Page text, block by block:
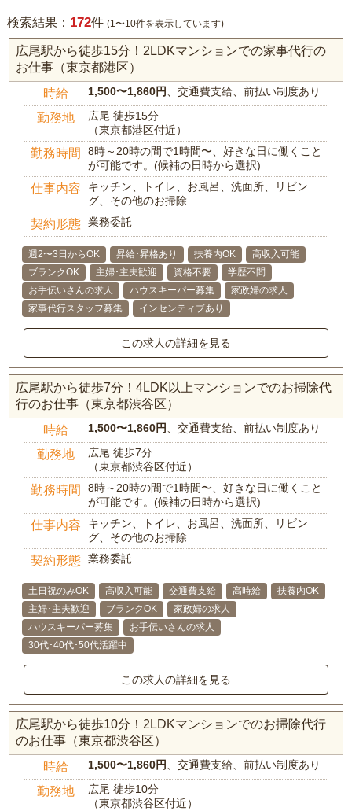
検索結果： 172件 (1〜10件を表示しています)
広尾駅から徒歩15分！2LDKマンションでの家事代行の
お仕事（東京都港区）
時給 1,500〜1,860円 、交通費支給、前払い制度あり
勤務地
広尾 徒歩15分
（東京都港区付近）
勤務時間
8時～20時の間で1時間〜、好きな日に働くこと
が可能です。(候補の日時から選択)
仕事内容
キッチン、トイレ、お風呂、洗面所、リビン
グ、その他のお掃除
契約形態 業務委託
週2〜3日からOK 昇給･昇格あり 扶養内OK
高収入可能
ブランクOK
主婦･主夫歓迎 資格不要
学歴不問
お手伝いさんの求人
ハウスキーパー募集
家政婦の求人
家事代行スタッフ募集
インセンティブあり
この求人の詳細を見る
広尾駅から徒歩7分！4LDK以上マンションでのお掃除代
行のお仕事（東京都渋谷区）
時給 1,500〜1,860円 、交通費支給、前払い制度あり
勤務地
広尾 徒歩7分
（東京都渋谷区付近）
勤務時間
8時～20時の間で1時間〜、好きな日に働くこと
が可能です。(候補の日時から選択)
仕事内容
キッチン、トイレ、お風呂、洗面所、リビン
グ、その他のお掃除
契約形態 業務委託
土日祝のみOK 高収入可能 交通費支給 高時給
扶養内OK
主婦･主夫歓迎
ブランクOK
家政婦の求人
ハウスキーパー募集
お手伝いさんの求人
30代･40代･50代活躍中
この求人の詳細を見る
広尾駅から徒歩10分！2LDKマンションでのお掃除代行
のお仕事（東京都渋谷区）
時給 1,500〜1,860円 、交通費支給、前払い制度あり
勤務地
広尾 徒歩10分
（東京都渋谷区付近）